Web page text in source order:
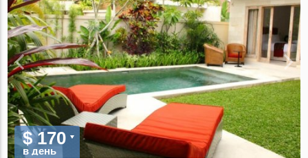
$ 170
в день